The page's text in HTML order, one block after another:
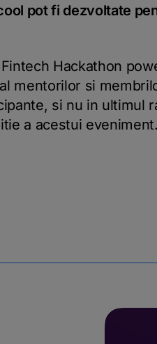
pot fi dezvoltate
Hackathon
mentorilor si
si nu in ultimul
a acestui eveniment.